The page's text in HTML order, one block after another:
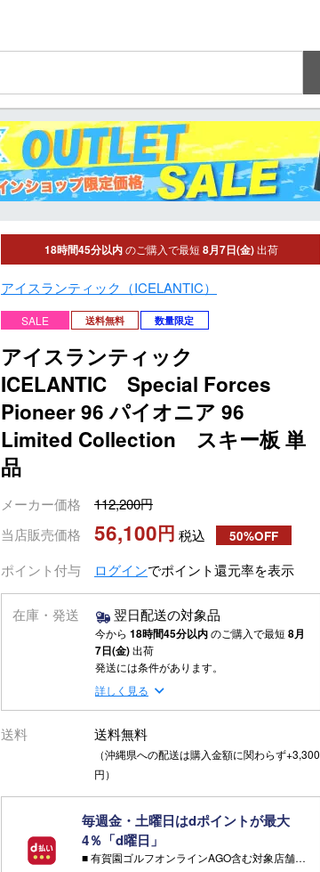
18時間45分以内 のご購入で最短 8月7日(金) 出荷
アイスランティック（ICELANTIC）
SALE 送料無料 数量限定
アイスランティック
ICELANTIC Special Forces
Pioneer 96 パイオニア 96
Limited Collection スキー板 単
品
メーカー価格
112,200
当店販売価格
56,100 税込 50%OFF
ポイント付与 ログインでポイント還元率を表示
在庫・発送 翌日配送の対象品
今から 18時間45分以内のご購入で最短 8月
7日(金)出荷
発送には条件があります。
詳しく見る
送料 送料無料
（沖縄県への配送は購入金額に関わらず+3,300
円）
毎週金・土曜日はdポイントが最大
4％「d曜日」
■ 有賀園ゴルフオンラインAGO含む対象店舗で金・土曜日にd支払いをすると